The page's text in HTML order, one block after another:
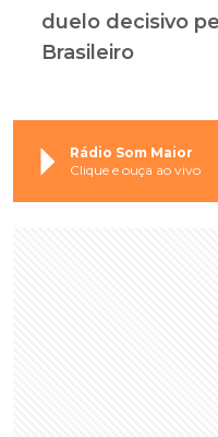
duelo decisivo
Brasileiro
Rádio Som Maior
Clique e ouça ao vivo